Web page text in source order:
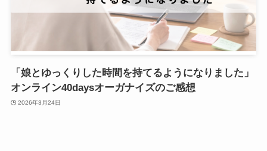
「娘とゆっくりした時間を持てるようになりました」
オンライン40daysオーガナイズのご感想
2026年3月24日